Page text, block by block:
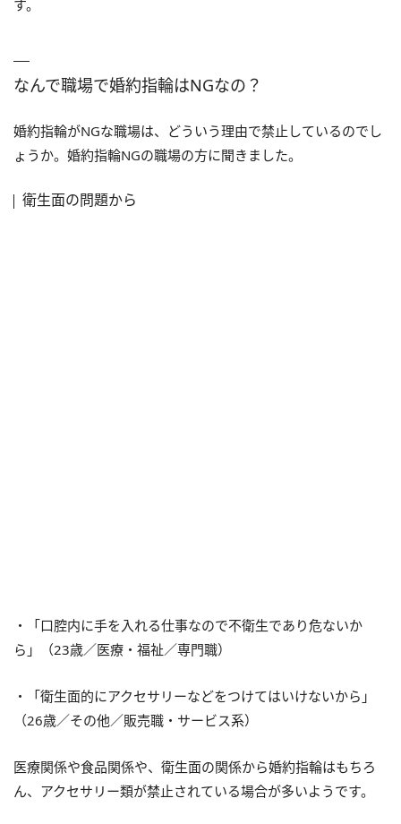
す。
なんで職場で婚約指輪はNGなの？
婚約指輪がNGな職場は、どういう理由で禁止しているのでし
ょうか。婚約指輪NGの職場の方に聞きました。
衛生面の問題から
・「口腔内に手を入れる仕事なので不衛生であり危ないか
ら」（23歳／医療・福祉／専門職）
・「衛生面的にアクセサリーなどをつけてはいけないから」
（26歳／その他／販売職・サービス系）
医療関係や食品関係や、衛生面の関係から婚約指輪はもちろ
ん、アクセサリー類が禁止されている場合が多いようです。